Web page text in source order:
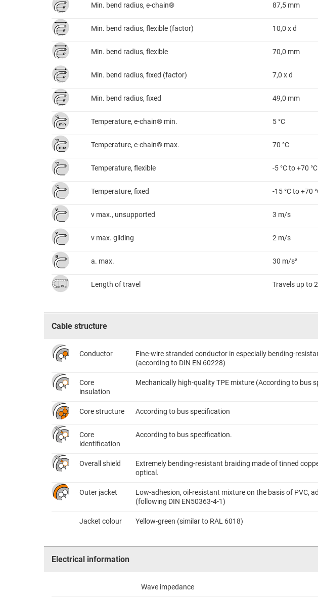
Min. bend radius, e-chain® 87,5 mm
Min. bend radius, flexible (factor) 10,0 x d
Min. bend radius, flexible 70,0 mm
Min. bend radius, fixed (factor) 7,0 x d
Min. bend radius, fixed 49,0 mm
Temperature, e-chain® min. 5 °C
Temperature, e-chain® max. 70 °C
Temperature, flexible -5 °C to +70
Temperature, fixed -15 °C to +70
v max., unsupported 3 m/s
v max. gliding 2 m/s
a. max. 30 m/s²
Length of travel Travels up to
Cable structure
Conductor
Fine-wire stranded conductor in especially bending-
(according to DIN EN 60228)
Core
insulation
Mechanically high-quality TPE mixture (According to bus
Core structure According to bus specification
Core
identification
According to bus specification.
Overall shield
Extremely bending-resistant braiding made of tinned
optical.
Outer jacket
Low-adhesion, oil-resistant mixture on the basis of PVC,
(following DIN EN50363-4-1)
Jacket colour Yellow-green (similar to RAL 6018)
Electrical information
Wave impedance